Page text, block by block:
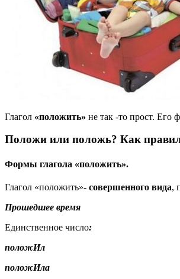
Глагол «положить» не так -то прост. Его
Положи или положь? Как
Формы глагола «положить».
Глагол «положить»- совершенного вида,
Прошедшее время
Единственное число:
положИл
положИла